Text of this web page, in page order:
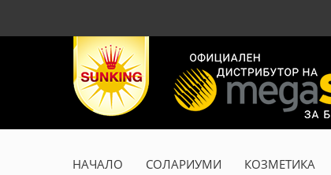
НАЧАЛО СОЛАРИУМИ КОЗМЕТИКА